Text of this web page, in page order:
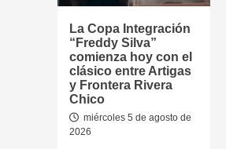
La Copa Integración
“Freddy Silva”
comienza hoy con el
clásico entre Artigas
y Frontera Rivera
Chico
miércoles 5 de agosto de
2026